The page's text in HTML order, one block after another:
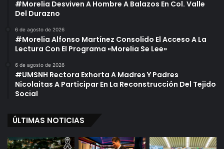
#Morelia Desviven A Hombre A Balazos En Col. Valle
Del Durazno
6 de agosto de 2026
#Morelia Alfonso Martínez Consolido El Acceso A La
Lectura Con El Programa «Morelia Se Lee»
6 de agosto de 2026
#UMSNH Rectora Exhorta A Madres Y Padres
Nicolaitas A Participar En La Reconstrucción Del Tejido
Social
ÚLTIMAS NOTICIAS